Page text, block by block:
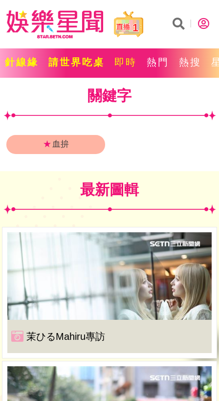
1
針線緣 請世界吃桌 即時 熱門 熱搜
關鍵字
★ 血拚
最新圖輯
茉ひるMahiru專訪